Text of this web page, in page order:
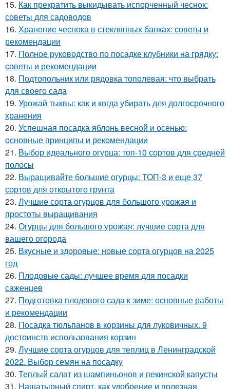
15. Как прекратить выкидывать испорченный чеснок:
советы для садоводов
16. Хранение чеснока в стеклянных банках: советы и
рекомендации
17. Полное руководство по посадке клубники на грядку:
советы и рекомендации
18. Подтопольник или рядовка тополевая: что выбрать
для своего сада
19. Урожай тыквы: как и когда убирать для долгосрочного
хранения
20. Успешная посадка яблонь весной и осенью:
основные принципы и рекомендации
21. Выбор идеального огурца: топ-10 сортов для средней
полосы
22. Выращивайте большие огурцы: ТОП-3 и еще 37
сортов для открытого грунта
23. Лучшие сорта огурцов для большого урожая и
простоты выращивания
24. Огурцы для большого урожая: лучшие сорта для
вашего огорода
25. Вкусные и здоровые: новые сорта огурцов на 2025
год
26. Плодовые сады: лучшее время для посадки
саженцев
27. Подготовка плодового сада к зиме: основные работы
и рекомендации
28. Посадка тюльпанов в корзины для луковичных. 9
достоинств использования корзин
29. Лучшие сорта огурцов для теплиц в Ленинградской
2022. Выбор семян на посадку
30. Теплый салат из шампиньонов и пекинской капусты
31. Нашатырный спирт, как удобрение и полезная